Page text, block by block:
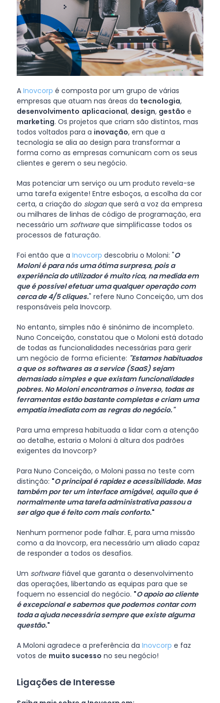
A Inovcorp é composta por um grupo de várias
empresas que atuam nas áreas da tecnologia,
desenvolvimento aplicacional, design, gestão e
marketing. Os projetos que criam são distintos, mas
todos voltados para a inovação, em que a
tecnologia se alia ao design para transformar a
forma como as empresas comunicam com os seus
clientes e gerem o seu negócio.
Mas potenciar um serviço ou um produto revela-se
uma tarefa exigente! Entre esboços, a escolha da cor
certa, a criação do sloganque será a voz da empresa
ou milhares de linhas de código de programação, era
necessário um softwareque simplificasse todos os
processos de faturação.
Foi então que a Inovcorp descobriu o Moloni: "O
Moloni é para nós uma ótima surpresa, pois a
experiência do utilizador é muito rica, na medida em
que é possível efetuar uma qualquer operação com
cerca de 4/5 cliques." refere Nuno Conceição, um dos
responsáveis pela Inovcorp.
No entanto, simples não é sinónimo de incompleto.
Nuno Conceição, constatou que o Moloni está dotado
de todas as funcionalidades necessárias para gerir
um negócio de forma eficiente: "Estamos habituados
a que os softwares as a service (SaaS) sejam
demasiado simples e que existam funcionalidades
pobres. No Moloni encontramos o inverso, todas as
ferramentas estão bastante completas e criam uma
empatia imediata com as regras do negócio."
Para uma empresa habituada a lidar com a atenção
ao detalhe, estaria o Moloni à altura dos padrões
exigentes da Inovcorp?
Para Nuno Conceição, o Moloni passa no teste com
distinção: "O principal é rapidez e acessibilidade. Mas
também por ter um interface amigável, aquilo que é
normalmente uma tarefa administrativa passou a
ser algo que é feito com mais conforto."
Nenhum pormenor pode falhar. E, para uma missão
como a da Inovcorp, era necessário um aliado capaz
de responder a todos os desafios.
Um softwarefiável que garanta o desenvolvimento
das operações, libertando as equipas para que se
foquem no essencial do negócio. "O apoio ao cliente
é excepcional e sabemos que podemos contar com
toda a ajuda necessária sempre que existe alguma
questão."
A Moloni agradece a preferência da Inovcorp e faz
votos de muito sucesso no seu negócio!
Ligações de Interesse